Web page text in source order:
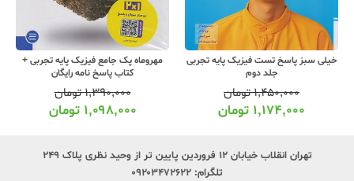
مهروماه پک جامع فیزیک پایه تجربی +
کتاب پاسخ نامه رایگان
۱,۳۹۰,۰۰۰تومان
۱,۰۹۸,۰۰۰ تومان
گاج میکرو تست فیزیک پایه تجربی جلد
اول
۱,۳۵۰,۰۰۰تومان
۱,۰۶۶,۰۰۰ تومان
تهران انقلاب خیابان ۱۲ فروردین پایین تر از وحید نظری پلاک ۲۴۹
تلگرام: ۰۹۲۰۳۴۷۲۶۲۲